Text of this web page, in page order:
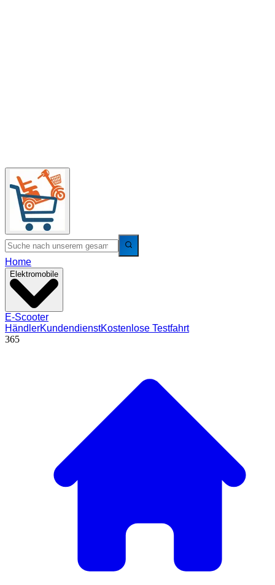
Home
Elektromobile
E-Scooter
HändlerKundendienstKostenlose Testfahrt
365